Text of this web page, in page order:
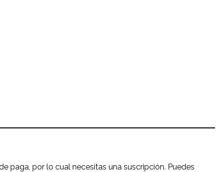
paga, por lo cual necesitas una suscripción. Puedes